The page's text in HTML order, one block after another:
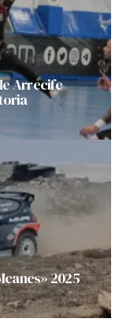
Arrecife
2025